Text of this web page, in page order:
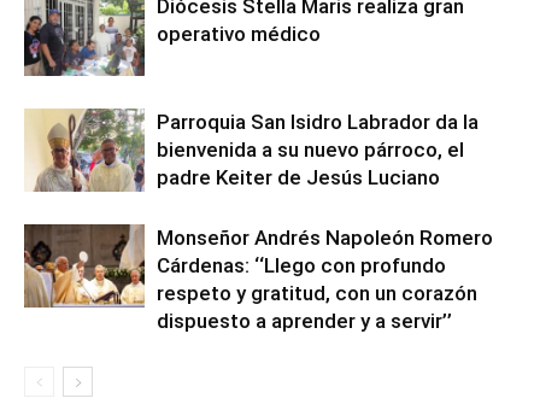
Diócesis Stella Maris realiza gran
operativo médico
Parroquia San Isidro Labrador da la
bienvenida a su nuevo párroco, el
padre Keiter de Jesús Luciano
Monseñor Andrés Napoleón Romero
Cárdenas: ‘‘Llego con profundo
respeto y gratitud, con un corazón
dispuesto a aprender y a servir’’